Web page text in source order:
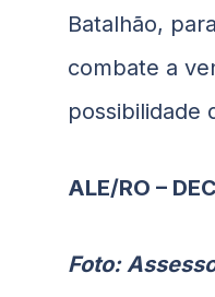
Batalhão,
combate a
possibilidade
ALE/RO –
Foto: